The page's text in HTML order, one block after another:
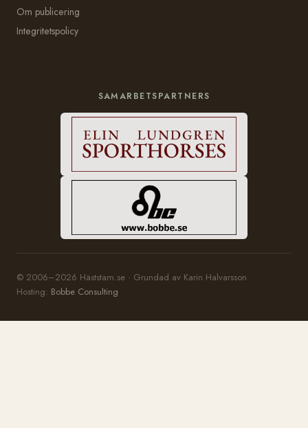
Om publicering
Integritetspolicy
SAMARBETSPARTNERS
© 2006–2026 Häststam.se · Grundad av Karin Halvarsson
Hosting: Bobbe Consulting